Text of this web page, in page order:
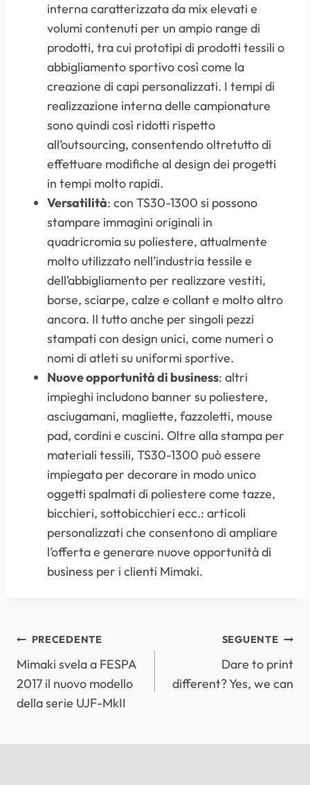
interna caratterizzata da mix elevati e
volumi contenuti per un ampio range di
prodotti, tra cui prototipi di prodotti tessili o
abbigliamento sportivo così come la
creazione di capi personalizzati. I tempi di
realizzazione interna delle campionature
sono quindi così ridotti rispetto
all’outsourcing, consentendo oltretutto di
effettuare modifiche al design dei progetti
in tempi molto rapidi.
Versatilità: con TS30-1300 si possono
stampare immagini originali in
quadricromia su poliestere, attualmente
molto utilizzato nell’industria tessile e
dell’abbigliamento per realizzare vestiti,
borse, sciarpe, calze e collant e molto altro
ancora. Il tutto anche per singoli pezzi
stampati con design unici, come numeri o
nomi di atleti su uniformi sportive.
Nuove opportunità di business: altri
impieghi includono banner su poliestere,
asciugamani, magliette, fazzoletti, mouse
pad, cordini e cuscini. Oltre alla stampa per
materiali tessili, TS30-1300 può essere
impiegata per decorare in modo unico
oggetti spalmati di poliestere come tazze,
bicchieri, sottobicchieri ecc.: articoli
personalizzati che consentono di ampliare
l’offerta e generare nuove opportunità di
business per i clienti Mimaki.
NAVIGAZIONE
ARTICOLI
PRECEDENTE
Mimaki svela a FESPA
2017 il nuovo modello
della serie UJF-MkII
SEGUENTE
Dare to print
different? Yes, we can